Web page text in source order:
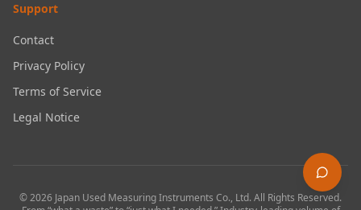
Support
Contact
Privacy Policy
Terms of Service
Legal Notice
©2026 Japan Used Measuring Instruments Co., Ltd. All Rights Reserved.